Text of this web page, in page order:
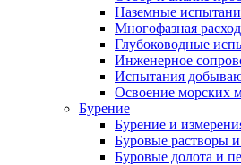
Наземные
Многофазная
Глубоководные
Инженерное
Испытания
Освоение морских
Бурение
Бурение и
Буровые растворы
Буровые долота и